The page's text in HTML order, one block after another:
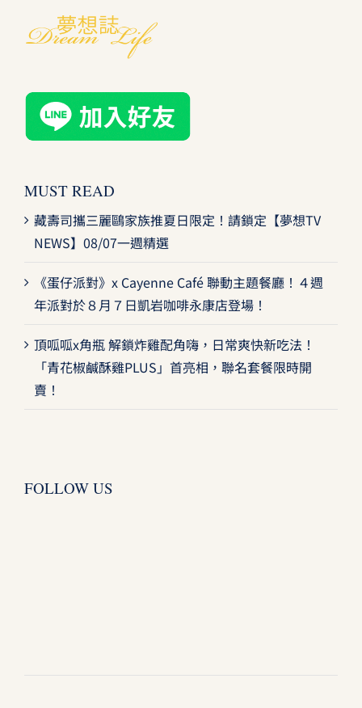
MUST READ
藏壽司攜三麗鷗家族推夏日限定！請鎖定【夢想TV
NEWS】08/07一週精選
《蛋仔派對》x Cayenne Café 聯動主題餐廳！４週
年派對於８月７日凱岩咖啡永康店登場！
頂呱呱x角瓶 解鎖炸雞配角嗨，日常爽快新吃法！
「青花椒鹹酥雞PLUS」首亮相，聯名套餐限時開
賣！
FOLLOW US